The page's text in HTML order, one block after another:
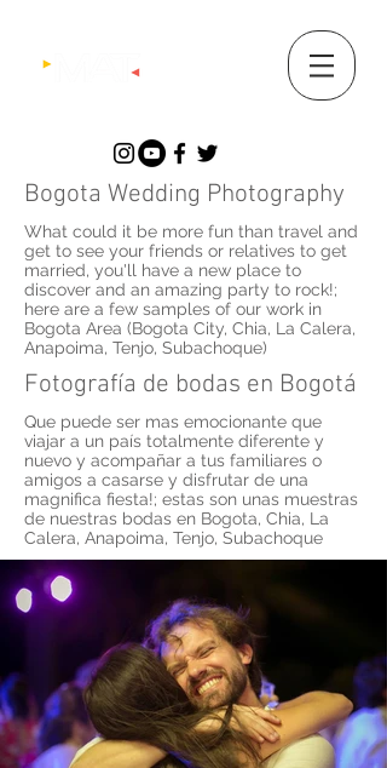
Bogota Wedding Photography
What could it be more fun than travel and
get to see your friends or relatives to get
married, you'll have a new place to
discover and an amazing party to rock!;
here are a few samples of our work in
Bogota Area (Bogota City, Chia, La Calera,
Anapoima, Tenjo, Subachoque)
Fotografía de bodas en Bogotá
Que puede ser mas emocionante que
viajar a un país totalmente diferente y
nuevo y acompañar a tus familiares o
amigos a casarse y disfrutar de una
magnifica fiesta!; estas son unas muestras
de nuestras bodas en Bogota, Chia, La
Calera, Anapoima, Tenjo, Subachoque